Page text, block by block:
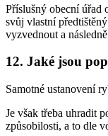
Příslušný obecní úřad
svůj vlastní
vyzvednout a
12. Jaké jsou
Samotné ustanovení
Je však třeba uhradit
způsobilosti, a to dle